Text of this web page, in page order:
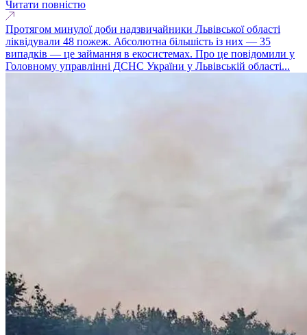
Читати повністю
Протягом минулої доби надзвичайники Львівської області
ліквідували 48 пожеж. Абсолютна більшість із них — 35
випадків — це займання в екосистемах. Про це повідомили у
Головному управлінні ДСНС України у Львівській області...